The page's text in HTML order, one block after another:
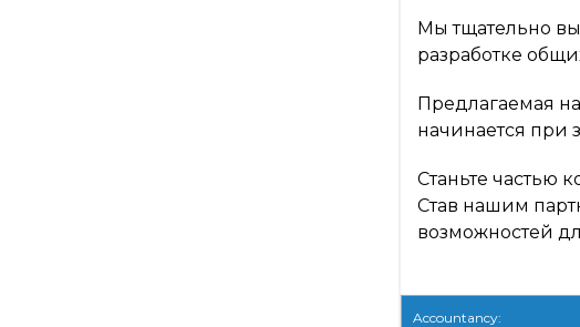
Мы тщательно
разработке
Предлагаемая
начинается при
Станьте частью
Став нашим
возможностей
Accountancy: